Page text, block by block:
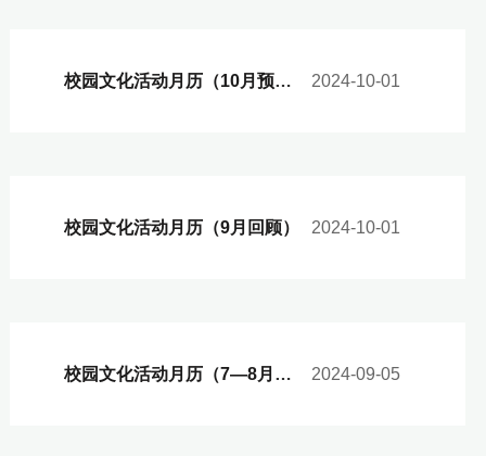
校园文化活动月历（10月预告） 2024-10-01
校园文化活动月历（9月回顾） 2024-10-01
校园文化活动月历（7—8月回顾） 2024-09-05